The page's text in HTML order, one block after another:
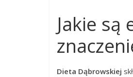
Jakie
Dieta Dąbrowskiej